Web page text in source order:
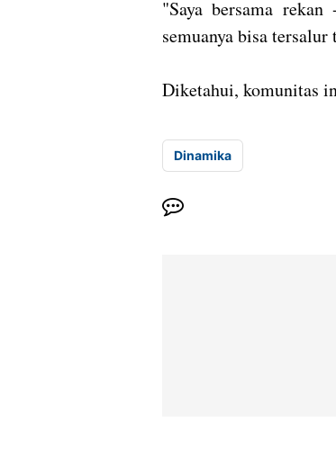
"Saya bersama
semuanya bisa
Diketahui, komunitas
Dinamika